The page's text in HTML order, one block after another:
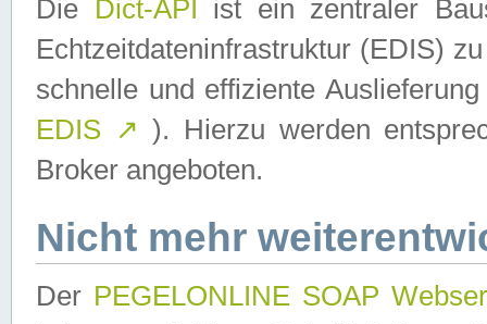
Die Dict-API ist ein zentraler
Echtzeitdateninfrastruktur (EDIS)
schnelle und effiziente
EDIS ↗ ). Hierzu werden
Broker angeboten.
Nicht mehr
Der PEGELONLINE SOAP